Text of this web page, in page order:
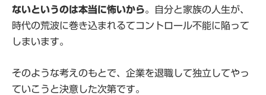
ないというのは本当に怖いから。自分と家族の人生が、
時代の荒波に巻き込まれるてコントロール不能に陥って
しまいます。
そのような考えのもとで、企業を退職して独立してやっ
ていこうと決意した次第です。